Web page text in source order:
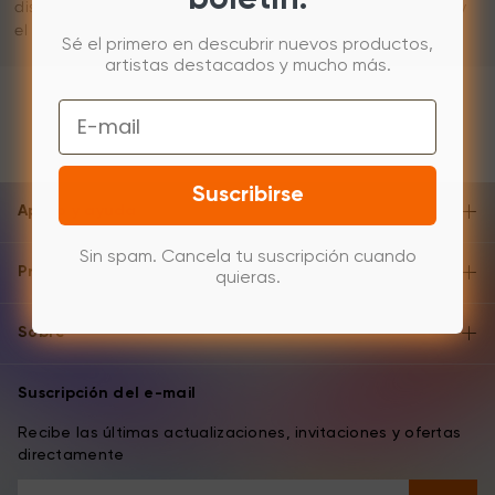
dispositivo con el lápiz para calibrar el desvío entre el lápiz y
el cursor.
Apoyo y ayuda
Producto
Sobre
Suscripción del e-mail
Recibe las últimas actualizaciones, invitaciones y ofertas
directamente
Sé el primero en descubrir nuevos productos,
artistas destacados y mucho más.
Email
Suscribirse
Sin spam. Cancela tu suscripción cuando
quieras.